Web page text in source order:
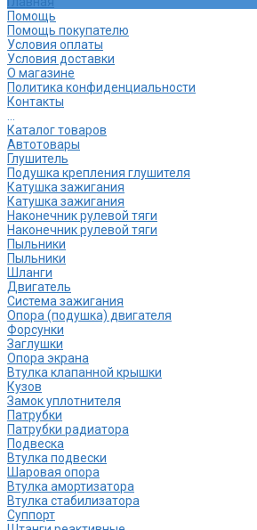
Помощь
Помощь покупателю
Условия оплаты
Условия доставки
О магазине
Политика конфиденциальности
Контакты
...
Каталог товаров
Автотовары
Глушитель
Подушка крепления глушителя
Катушка зажигания
Катушка зажигания
Наконечник рулевой тяги
Наконечник рулевой тяги
Пыльники
Пыльники
Шланги
Двигатель
Система зажигания
Опора (подушка) двигателя
Форсунки
Заглушки
Опора экрана
Втулка клапанной крышки
Кузов
Замок уплотнителя
Патрубки
Патрубки радиатора
Подвеска
Втулка подвески
Шаровая опора
Втулка амортизатора
Втулка стабилизатора
Cуппорт